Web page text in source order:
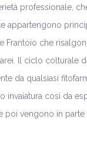
professionale,
appartengono
Frantoio che
Il ciclo colturale
da qualsiasi
invaiatura così da
poi vengono in